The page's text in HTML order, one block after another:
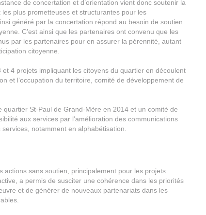
de concertation et d’orientation vient donc soutenir la
plus prometteuses et structurantes pour les
généré par la concertation répond au besoin de soutien
C’est ainsi que les partenaires ont convenu que les
par les partenaires pour en assurer la pérennité, autant
citoyenne.
4 projets impliquant les citoyens du quartier en découlent
et l’occupation du territoire, comité de développement de
St-Paul de Grand-Mère en 2014 et un comité de
aux services par l’amélioration des communications
notamment en alphabétisation.
actions sans soutien, principalement pour les projets
a permis de susciter une cohérence dans les priorités
et de générer de nouveaux partenariats dans les